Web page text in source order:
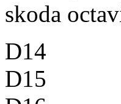
skoda
D14
D15